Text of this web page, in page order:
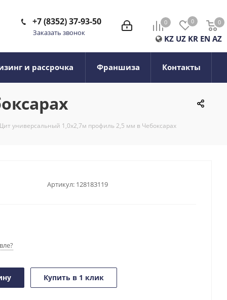
0 0 0
0
KZ UZ KR EN AZ
+7 (8352) 37-93-50
Заказать звонок
и рассрочка Франшиза Контакты
универсальный 1,0х2,7м профиль 2,5 мм в Чебоксарах
Артикул: 128183119
Купить в 1 клик